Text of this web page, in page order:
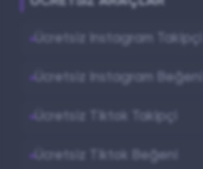
Ücretsiz Instagram Takipçi
Ücretsiz Instagram Beğeni
Ücretsiz Tiktok Takipçi
Ücretsiz Tiktok Beğeni